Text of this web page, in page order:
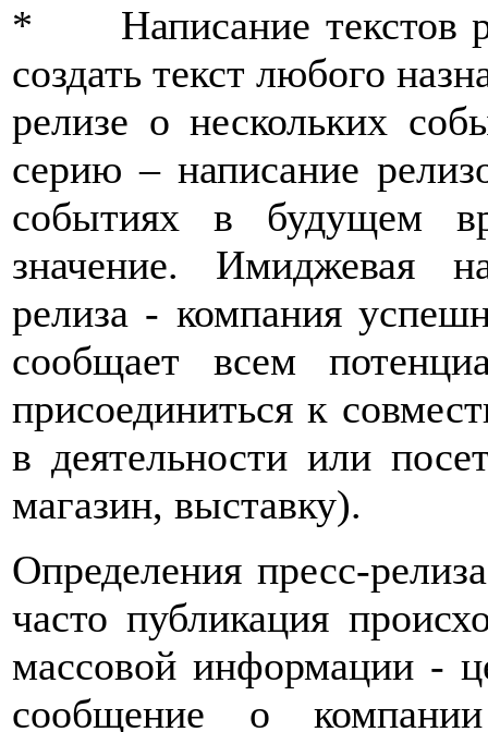
* Написание текстов
создать текст любого
релизе о нескольких
серию – написание
событиях в будущем
значение. Имиджевая
релиза - компания
сообщает всем
присоединиться к
в деятельности или
магазин, выставку).
Определения пресс-
часто публикация
массовой информации -
сообщение о